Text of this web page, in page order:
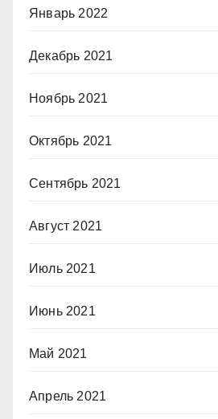
Январь 2022
Декабрь 2021
Ноябрь 2021
Октябрь 2021
Сентябрь 2021
Август 2021
Июль 2021
Июнь 2021
Май 2021
Апрель 2021